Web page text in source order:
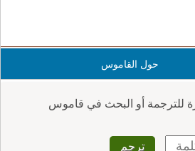
حول القاموس
للترجمة أو البحث في قاموس